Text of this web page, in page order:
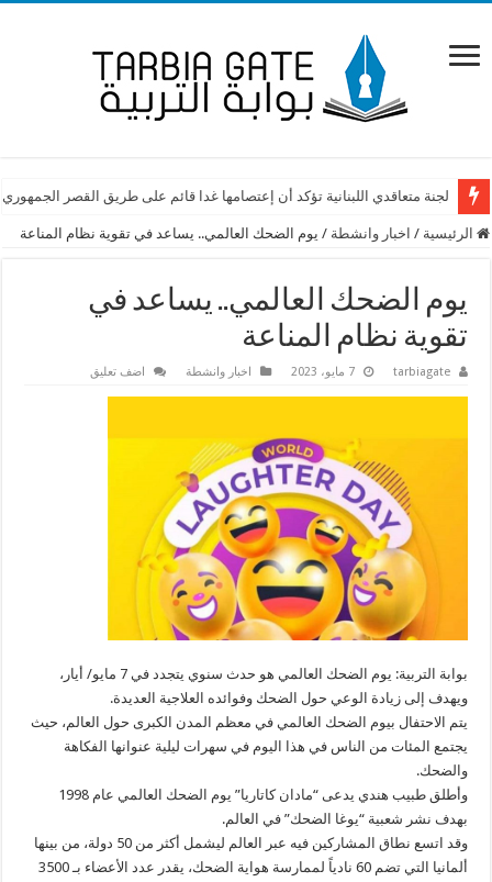
لجنة متعاقدي اللبنانية تؤكد أن إعتصامها غدا قائم على طريق القصر الجمهوري
الرئيسية / اخبار وانشطة / يوم الضحك العالمي.. يساعد في تقوية نظام المناعة
يوم الضحك العالمي.. يساعد في
تقوية نظام المناعة
tarbiagate 7 مايو، 2023 اخبار وانشطة اضف تعليق
بوابة التربية: يوم الضحك العالمي هو حدث سنوي يتجدد في 7 مايو/ أيار،
ويهدف إلى زيادة الوعي حول الضحك وفوائده العلاجية العديدة.
يتم الاحتفال بيوم الضحك العالمي في معظم المدن الكبرى حول العالم، حيث
يجتمع المئات من الناس في هذا اليوم في سهرات ليلية عنوانها الفكاهة
والضحك.
وأطلق طبيب هندي يدعى “مادان كاتاريا” يوم الضحك العالمي عام 1998
بهدف نشر شعبية “يوغا الضحك” في العالم.
وقد اتسع نطاق المشاركين فيه عبر العالم ليشمل أكثر من 50 دولة، من بينها
ألمانيا التي تضم 60 نادياً لممارسة هواية الضحك، يقدر عدد الأعضاء بـ 3500